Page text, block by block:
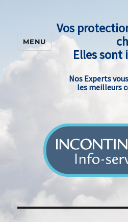
MENU
Vos
Elles sont
Nos Experts
les meilleurs